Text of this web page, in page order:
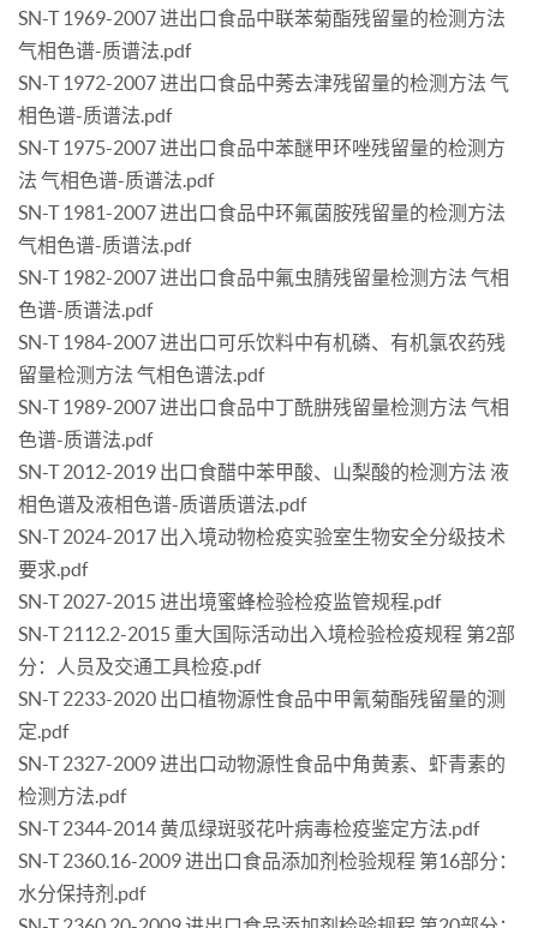
SN-T 1969-2007 进出口食品中联苯菊酯残留量的检测方法
气相色谱-质谱法.pdf
SN-T 1972-2007 进出口食品中莠去津残留量的检测方法 气
相色谱-质谱法.pdf
SN-T 1975-2007 进出口食品中苯醚甲环唑残留量的检测方
法 气相色谱-质谱法.pdf
SN-T 1981-2007 进出口食品中环氟菌胺残留量的检测方法
气相色谱-质谱法.pdf
SN-T 1982-2007 进出口食品中氟虫腈残留量检测方法 气相
色谱-质谱法.pdf
SN-T 1984-2007 进出口可乐饮料中有机磷、有机氯农药残
留量检测方法 气相色谱法.pdf
SN-T 1989-2007 进出口食品中丁酰肼残留量检测方法 气相
色谱-质谱法.pdf
SN-T 2012-2019 出口食醋中苯甲酸、山梨酸的检测方法 液
相色谱及液相色谱-质谱质谱法.pdf
SN-T 2024-2017 出入境动物检疫实验室生物安全分级技术
要求.pdf
SN-T 2027-2015 进出境蜜蜂检验检疫监管规程.pdf
SN-T 2112.2-2015 重大国际活动出入境检验检疫规程 第2部
分：人员及交通工具检疫.pdf
SN-T 2233-2020 出口植物源性食品中甲氰菊酯残留量的测
定.pdf
SN-T 2327-2009 进出口动物源性食品中角黄素、虾青素的
检测方法.pdf
SN-T 2344-2014 黄瓜绿斑驳花叶病毒检疫鉴定方法.pdf
SN-T 2360.16-2009 进出口食品添加剂检验规程 第16部分：
水分保持剂.pdf